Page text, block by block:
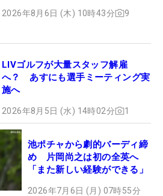
2026年8月6日 (木) 10時43分 9
LIVゴルフが大量スタッフ解雇
へ？ あすにも選手ミーティング実
施へ
2026年8月5日 (水) 14時02分 1
池ポチャから劇的バーディ締
め 片岡尚之は初の全英へ
「また新しい経験ができる」
2026年7月6日 (月) 07時55分